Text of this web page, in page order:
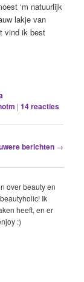
‘m natuurlijk
lakje van
vind ik best
|14reacties
berichten →
over beauty en
Ik
heeft, en er
:)